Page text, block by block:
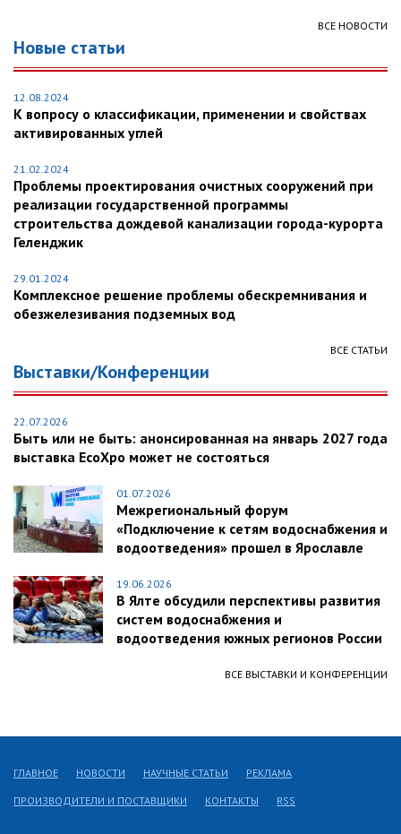
ВСЕ НОВОСТИ
Новые статьи
12.08.2024
К вопросу о классификации, применении и свойствах
активированных углей
21.02.2024
Проблемы проектирования очистных сооружений при
реализации государственной программы
строительства дождевой канализации города-курорта
Геленджик
29.01.2024
Комплексное решение проблемы обескремнивания и
обезжелезивания подземных вод
ВСЕ СТАТЬИ
Выставки/Конференции
22.07.2026
Быть или не быть: анонсированная на январь 2027 года
выставка EcoXpo может не состояться
01.07.2026
Межрегиональный форум
«Подключение к сетям водоснабжения и
водоотведения» прошел в Ярославле
19.06.2026
В Ялте обсудили перспективы развития
систем водоснабжения и
водоотведения южных регионов России
ВСЕ ВЫСТАВКИ И КОНФЕРЕНЦИИ
ГЛАВНОЕ НОВОСТИ НАУЧНЫЕ СТАТЬИ РЕКЛАМА
ПРОИЗВОДИТЕЛИ И ПОСТАВЩИКИ КОНТАКТЫ RSS